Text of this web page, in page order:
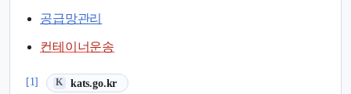
공급망관리
컨테이너운송
[1] K kats.go.kr
(새 탭에서 열림)